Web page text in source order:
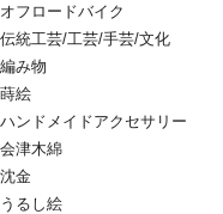
オフロードバイク
伝統工芸/工芸/手芸/文化
編み物
蒔絵
ハンドメイドアクセサリー
会津木綿
沈金
うるし絵